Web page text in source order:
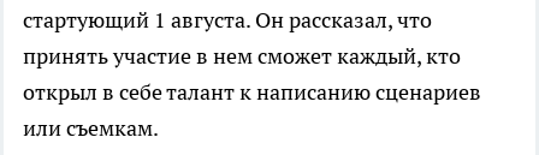
стартующий 1 августа. Он рассказал, что
принять участие в нем сможет каждый, кто
открыл в себе талант к написанию сценариев
или съемкам.